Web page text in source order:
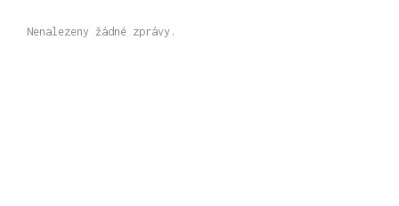
Nenalezeny žádné zprávy.